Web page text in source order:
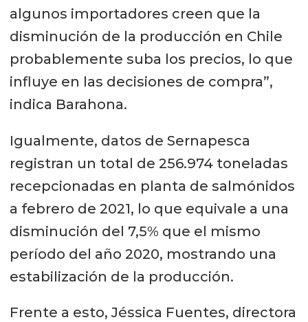
algunos importadores creen que la
disminución de la producción en Chile
probablemente suba los precios, lo que
influye en las decisiones de compra”,
indica Barahona.
Igualmente, datos de Sernapesca
registran un total de 256.974 toneladas
recepcionadas en planta de salmónidos
a febrero de 2021, lo que equivale a una
disminución del 7,5% que el mismo
período del año 2020, mostrando una
estabilización de la producción.
Frente a esto, Jéssica Fuentes, directora